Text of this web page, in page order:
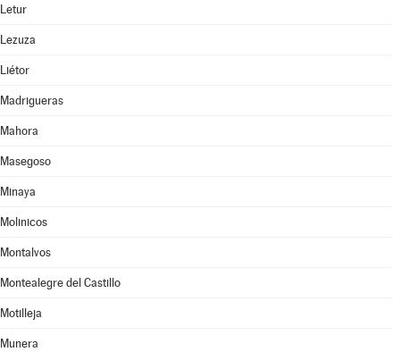
Letur
Lezuza
Liétor
Madrigueras
Mahora
Masegoso
Minaya
Molinicos
Montalvos
Montealegre del Castillo
Motilleja
Munera